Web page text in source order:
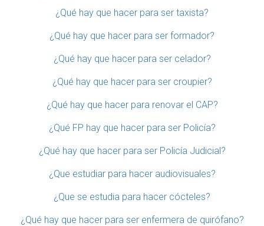
¿Qué hay que hacer para ser taxista?
¿Qué hay que hacer para ser formador?
¿Qué hay que hacer para ser celador?
¿Qué hay que hacer para ser croupier?
¿Qué hay que hacer para renovar el CAP?
¿Qué FP hay que hacer para ser Policía?
¿Qué hay que hacer para ser Policía Judicial?
¿Que estudiar para hacer audiovisuales?
¿Que se estudia para hacer cócteles?
¿Qué hay que hacer para ser enfermera de quirófano?